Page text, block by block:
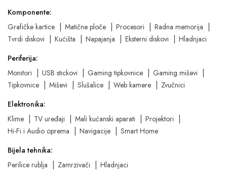
Komponente:
Grafičke kartice
Matične ploče Procesori
Radna memorija
Tvrdi diskovi
Kućišta Napajanja Eksterni diskovi
Hladnjaci
Periferija:
Monitori
USB stickovi Gaming tipkovnice
Gaming miševi
Tipkovnice
Miševi Slušalice Web kamere
Zvučnici
Elektronika:
Klime
TV uređaji Mali kućanski aparati
Projektori
Hi-Fi i Audio oprema
Navigacije
Smart Home
Bijela tehnika:
Perilice rublja
Zamrzivači Hladnjaci